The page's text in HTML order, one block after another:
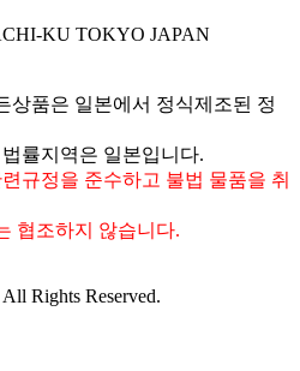
KU TOKYO JAPAN
상품은 일본에서 정식제조된 정
률지역은 일본입니다.
규정을 준수하고 불법 물품을 취
협조하지 않습니다.
Rights Reserved.